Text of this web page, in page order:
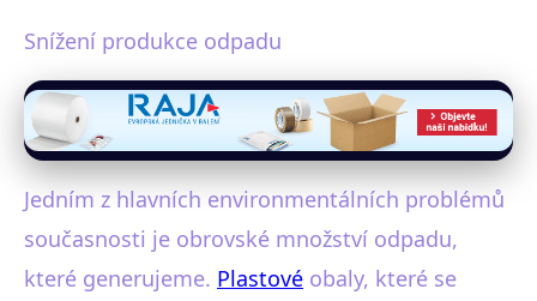
Snížení produkce odpadu
Jedním z hlavních environmentálních problémů
současnosti je obrovské množství odpadu,
které generujeme. Plastové obaly, které se